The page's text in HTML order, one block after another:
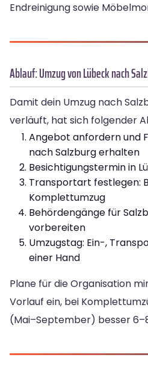
Endreinigung sowie
Ablauf: Umzug von Lübeck nach
Damit dein Umzug nach
verläuft, hat sich folgender
Angebot anfordern und
nach Salzburg erhalten
Besichtigungstermin in
Transportart festlegen:
Komplettumzug
Behördengänge für
vorbereiten
Umzugstag: Ein-,
einer Hand
Plane für die Organisation
Vorlauf ein, bei
(Mai–September) besser